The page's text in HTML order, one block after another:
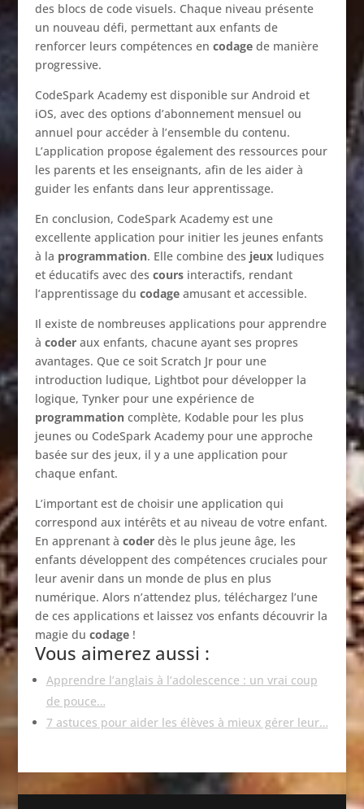
des blocs de code visuels. Chaque niveau présente
un nouveau défi, permettant aux enfants de
renforcer leurs compétences en codagede manière
progressive.
CodeSpark Academy est disponible sur Android et
iOS, avec des options d’abonnement mensuel ou
annuel pour accéder à l’ensemble du contenu.
L’application propose également des ressources pour
les parents et les enseignants, afin de les aider à
guider les enfants dans leur apprentissage.
En conclusion, CodeSpark Academy est une
excellente application pour initier les jeunes enfants
à la programmation. Elle combine des jeuxludiques
et éducatifs avec des coursinteractifs, rendant
l’apprentissage du codageamusant et accessible.
Il existe de nombreuses applications pour apprendre
à coderaux enfants, chacune ayant ses propres
avantages. Que ce soit Scratch Jr pour une
introduction ludique, Lightbot pour développer la
logique, Tynker pour une expérience de
programmationcomplète, Kodable pour les plus
jeunes ou CodeSpark Academy pour une approche
basée sur des jeux, il y a une application pour
chaque enfant.
L’important est de choisir une application qui
correspond aux intérêts et au niveau de votre enfant.
En apprenant à coderdès le plus jeune âge, les
enfants développent des compétences cruciales pour
leur avenir dans un monde de plus en plus
numérique. Alors n’attendez plus, téléchargez l’une
de ces applications et laissez vos enfants découvrir la
magie du codage!
Vous aimerez aussi :
Apprendre l’anglais à l’adolescence : un vrai coup
de pouce…
7 astuces pour aider les élèves à mieux gérer leur…